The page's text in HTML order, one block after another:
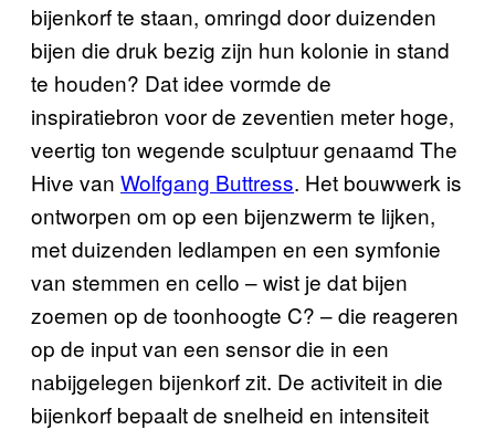
bijenkorf te staan, omringd door duizenden
bijen die druk bezig zijn hun kolonie in stand
te houden? Dat idee vormde de
inspiratiebron voor de zeventien meter hoge,
veertig ton wegende sculptuur genaamd The
Hive van Wolfgang Buttress. Het bouwwerk is
ontworpen om op een bijenzwerm te lijken,
met duizenden ledlampen en een symfonie
van stemmen en cello – wist je dat bijen
zoemen op de toonhoogte C? – die reageren
op de input van een sensor die in een
nabijgelegen bijenkorf zit. De activiteit in die
bijenkorf bepaalt de snelheid en intensiteit